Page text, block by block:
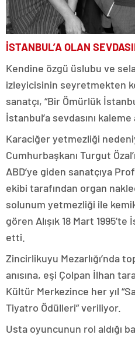
İSTANBUL’A OLAN
Kendine özgü üslubu ve
izleyicisinin seyretmekten
sanatçı, “Bir Ömürlük
İstanbul’a sevdasını kaleme
Karaciğer yetmezliği
Cumhurbaşkanı Turgut
ABD’ye giden sanatçıya
ekibi tarafından organ
solunum yetmezliği ile
gören Alışık 18 Mart
etti.
Zincirlikuyu Mezarlığı’nda
anısına, eşi Çolpan İlhan
Kültür Merkezince her yıl
Tiyatro Ödülleri” veriliyor.
Usta oyuncunun rol aldığı